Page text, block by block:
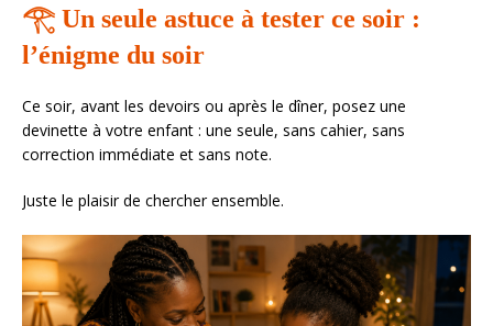
𓂀 Un seule astuce à tester ce soir :
l’énigme du soir
Ce soir, avant les devoirs ou après le dîner, posez une
devinette à votre enfant : une seule, sans cahier, sans
correction immédiate et sans note.
Juste le plaisir de chercher ensemble.